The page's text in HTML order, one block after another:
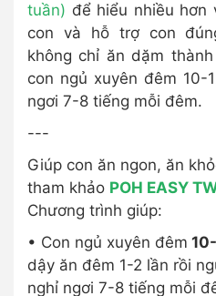
tuần) để hiểu nhiều hơn
con và hỗ trợ con
không chỉ ăn dặm
con ngủ xuyên đêm 10-
ngơi 7-8 tiếng mỗi đêm.
---
Giúp con ăn ngon, ăn
tham khảo POH EASY
Chương trình giúp:
• Con ngủ xuyên đêm
dậy ăn đêm 1-2 lần rồi
nghỉ ngơi 7-8 tiếng mỗi